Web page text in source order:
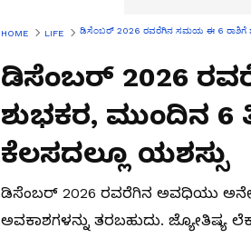
HOME LIFE ಡಿಸೆಂಬರ್ 2026 ರವರೆಗಿನ ಸಮಯ ಈ 6 ರಾಶಿಗೆ
ಡಿಸೆಂಬರ್ 2026
ಶುಭಕರ, ಮುಂದಿನ 6
ಕೆಲಸದಲ್ಲೂ ಯಶಸ್ಸು
ಡಿಸೆಂಬರ್ 2026 ರವರೆಗಿನ ಅವಧಿಯು
ಅವಕಾಶಗಳನ್ನು ತರಬಹುದು. ಜ್ಯೋತಿಷ್ಯ